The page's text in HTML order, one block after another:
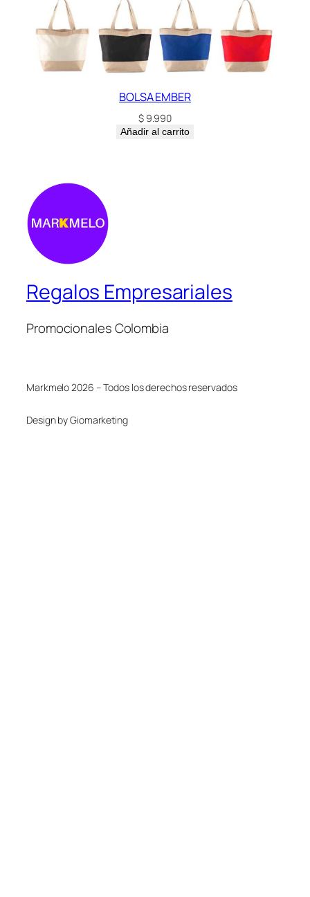
BOLSA EMBER
$9.990
Añadir al carrito
Regalos Empresariales
Promocionales Colombia
Markmelo 2026 – Todos los derechos reservados
Design by Giomarketing